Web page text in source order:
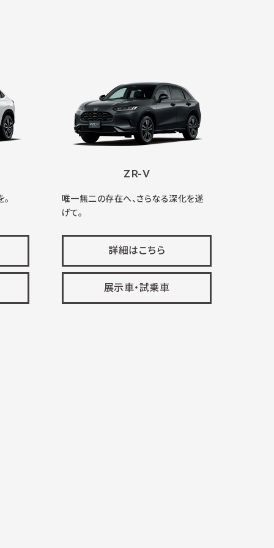
ZR-V
唯一無二の存在へ、さらなる深化を遂
げて。
詳細はこちら
展示車・試乗車